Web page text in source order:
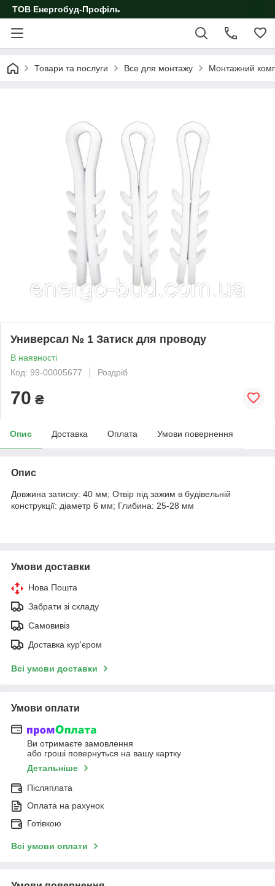
ТОВ Енергобуд-Профіль
Товари та послуги Все для монтажу Монтажний
Универсал № 1 Затиск для проводу
В наявності
Код: 99-00005677
Роздріб
70 ₴
Опис Доставка Оплата Умови повернення
Опис
Довжина затиску: 40 мм; Отвір під зажим в будівельній
конструкції: діаметр 6 мм; Глибина: 25-28 мм
Умови доставки
Нова Пошта
Забрати зі складу
Самовивіз
Доставка кур'єром
Всі умови доставки
Умови оплати
Ви отримаєте замовлення
або гроші повернуться на вашу картку
Детальніше
Післяплата
Оплата на рахунок
Готівкою
Всі умови оплати